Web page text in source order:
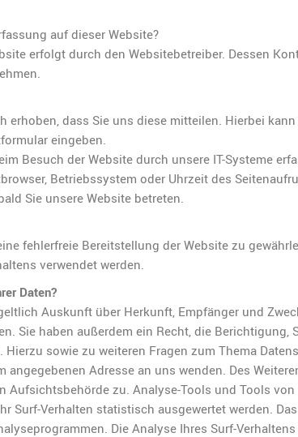
auf dieser Website?
erfolgt durch den Websitebetreiber. Dessen
erhoben, dass Sie uns diese mitteilen. Hierbei
eingeben.
Besuch der Website durch unsere IT-Systeme
Betriebssystem oder Uhrzeit des
Sie unsere Website betreten.
fehlerfreie Bereitstellung der Website zu
verwendet werden.
Daten?
Auskunft über Herkunft, Empfänger und
Sie haben außerdem ein Recht, die Berichtigung,
sowie zu weiteren Fragen zum Thema
Adresse an uns wenden. Des
Aufsichtsbehörde zu. Analyse-Tools und Tools
Surf-Verhalten statistisch ausgewertet werden.
Die Analyse Ihres Surf-